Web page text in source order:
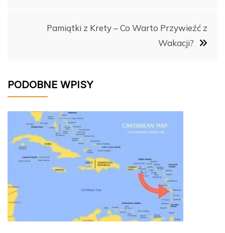
Pamiątki z Krety – Co Warto Przywieźć z
Wakacji?
PODOBNE WPISY